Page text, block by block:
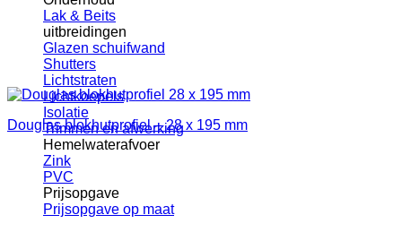
Lak & Beits
uitbreidingen
Glazen schuifwand
Shutters
Lichtstraten
Lichtkoepels
Isolatie
Trimmen en afwerking
Hemelwaterafvoer
Zink
PVC
Prijsopgave
Prijsopgave op maat
Douglas blokhutprofiel – 28 x 195 mm